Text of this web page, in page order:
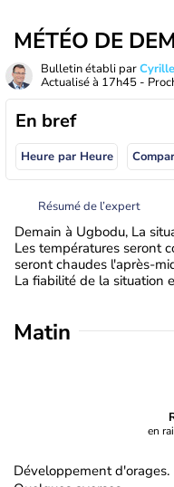
MÉTÉO DE
Bulletin établi par
Actualisé à 17h45 -
En bref
Heure par Heure
Résumé de l’expert
Demain à Ugbodu, La
Les températures seront
seront chaudes l'après-
La fiabilité de la situation
Matin
en
Développement d'orages.